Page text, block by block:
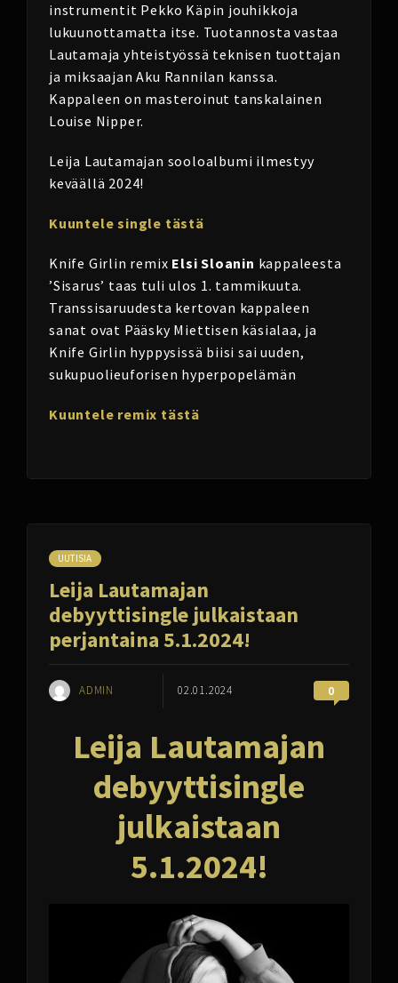
instrumentit Pekko Käpin jouhikkoja
lukuunottamatta itse. Tuotannosta vastaa
Lautamaja yhteistyössä teknisen tuottajan
ja miksaajan Aku Rannilan kanssa.
Kappaleen on masteroinut tanskalainen
Louise Nipper.
Leija Lautamajan sooloalbumi ilmestyy
keväällä 2024!
Kuuntele single tästä
Knife Girlin remix Elsi Sloanin kappaleesta
’Sisarus’ taas tuli ulos 1. tammikuuta.
Transsisaruudesta kertovan kappaleen
sanat ovat Pääsky Miettisen käsialaa, ja
Knife Girlin hyppysissä biisi sai uuden,
sukupuolieuforisen hyperpopelämän
Kuuntele remix tästä
UUTISIA
Leija Lautamajan
debyyttisingle julkaistaan
perjantaina 5.1.2024!
ADMIN 02.01.2024 0
Leija Lautamajan
debyyttisingle
julkaistaan
5.1.2024!